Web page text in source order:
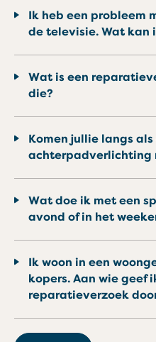
Ik heb een probleem met de ontvangst van
de televisie. Wat kan
Wat is een reparatieverzoek en waar meld ik
die? ​
Komen jullie langs als een lantaarnpaal of
achterpadverlichting
Wat doe ik met een spoedreparatie in de
avond of in het
Ik woon in een woongebouw met huurders en
kopers. Aan wie geef
reparatieverzoek